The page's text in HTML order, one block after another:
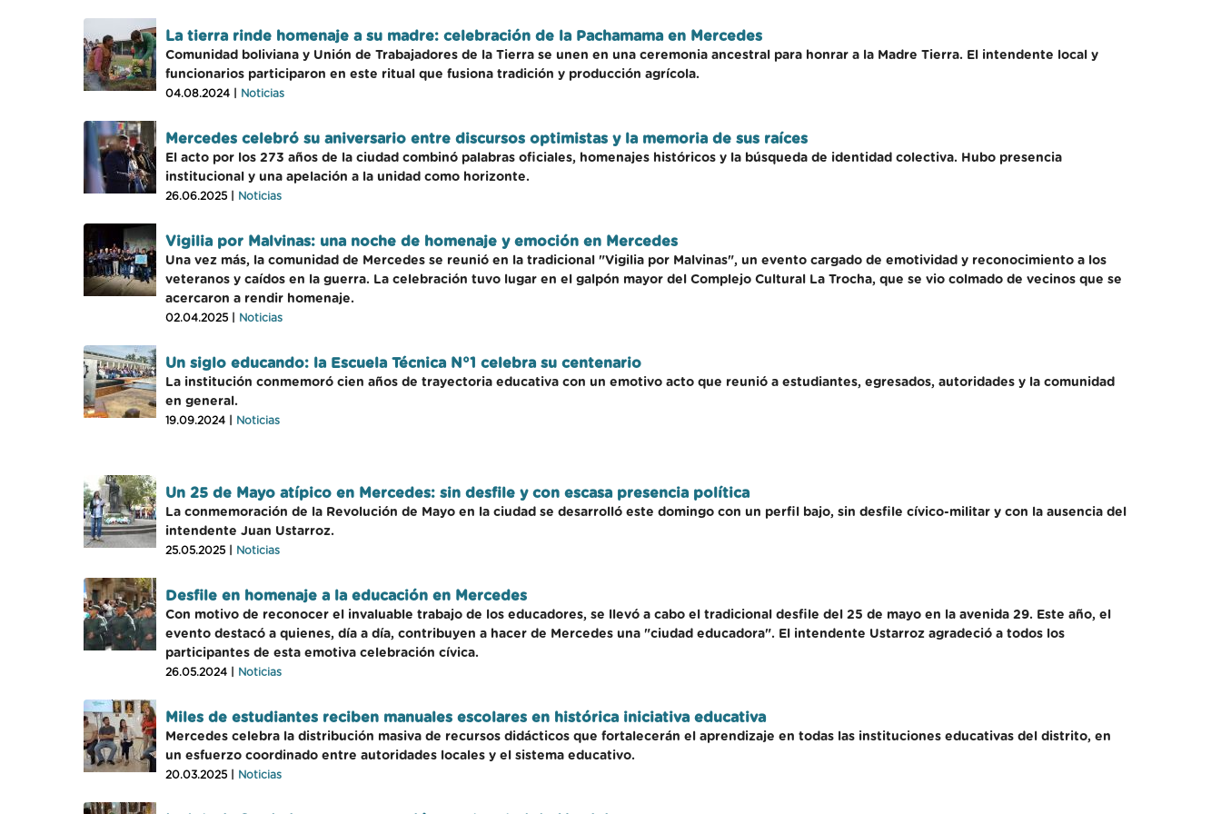
La tierra rinde homenaje a su madre: celebración de la Pachamama en Mercedes
Comunidad boliviana y Unión de Trabajadores de la Tierra se unen en una ceremonia ancestral para honrar a la Madre Tierra. El intendente local y
funcionarios participaron en este ritual que fusiona tradición y producción agrícola.
04.08.2024 | Noticias
Mercedes celebró su aniversario entre discursos optimistas y la memoria de sus raíces
El acto por los 273 años de la ciudad combinó palabras oficiales, homenajes históricos y la búsqueda de identidad colectiva. Hubo presencia
institucional y una apelación a la unidad como horizonte.
26.06.2025 | Noticias
Vigilia por Malvinas: una noche de homenaje y emoción en Mercedes
Una vez más, la comunidad de Mercedes se reunió en la tradicional "Vigilia por Malvinas", un evento cargado de emotividad y reconocimiento a los
veteranos y caídos en la guerra. La celebración tuvo lugar en el galpón mayor del Complejo Cultural La Trocha, que se vio colmado de vecinos que se
acercaron a rendir homenaje.
02.04.2025 | Noticias
Un siglo educando: la Escuela Técnica N°1 celebra su centenario
La institución conmemoró cien años de trayectoria educativa con un emotivo acto que reunió a estudiantes, egresados, autoridades y la comunidad
en general.
19.09.2024 | Noticias
Un 25 de Mayo atípico en Mercedes: sin desfile y con escasa presencia política
La conmemoración de la Revolución de Mayo en la ciudad se desarrolló este domingo con un perfil bajo, sin desfile cívico-militar y con la ausencia del
intendente Juan Ustarroz.
25.05.2025 | Noticias
Desfile en homenaje a la educación en Mercedes
Con motivo de reconocer el invaluable trabajo de los educadores, se llevó a cabo el tradicional desfile del 25 de mayo en la avenida 29. Este año, el
evento destacó a quienes, día a día, contribuyen a hacer de Mercedes una "ciudad educadora". El intendente Ustarroz agradeció a todos los
participantes de esta emotiva celebración cívica.
26.05.2024 | Noticias
Miles de estudiantes reciben manuales escolares en histórica iniciativa educativa
Mercedes celebra la distribución masiva de recursos didácticos que fortalecerán el aprendizaje en todas las instituciones educativas del distrito, en
un esfuerzo coordinado entre autoridades locales y el sistema educativo.
20.03.2025 | Noticias